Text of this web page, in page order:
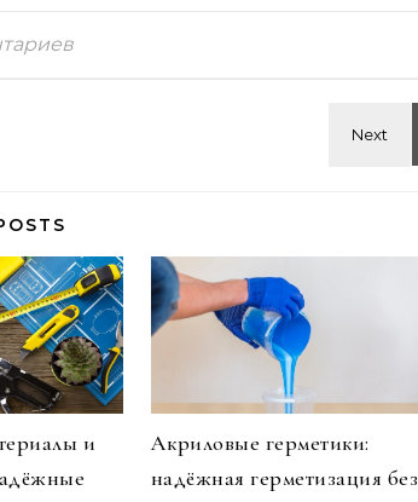
и
Акриловые герметики:
надёжная герметизация без